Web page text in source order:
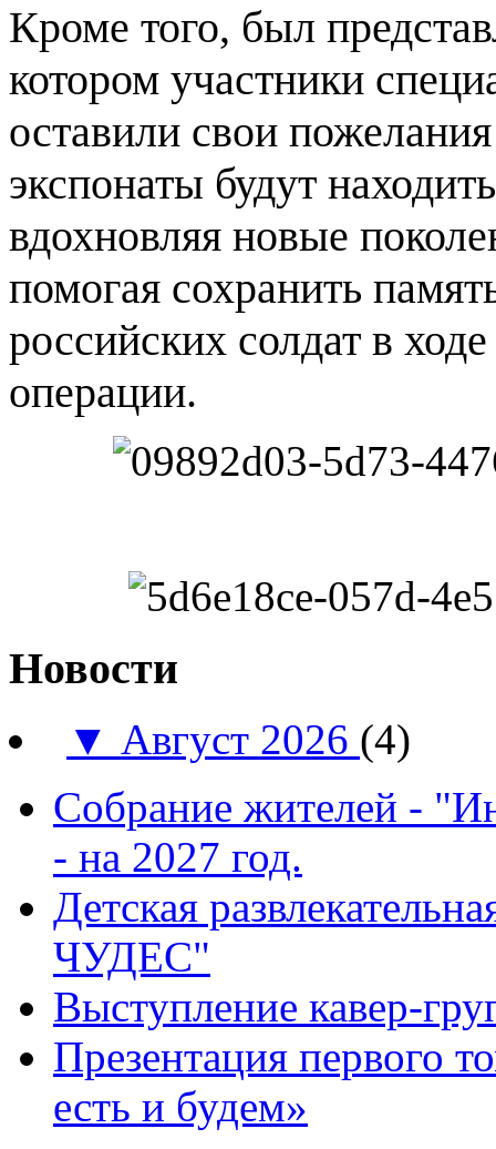
Кроме того, был
котором участники
оставили свои
экспонаты будут
вдохновляя новые
помогая сохранить
российских солдат в
операции.
Новости
▼ Август 2026 (4)
Собрание жителей -
- на 2027 год.
Детская
ЧУДЕС"
Выступление кавер-
Презентация первого
есть и будем»